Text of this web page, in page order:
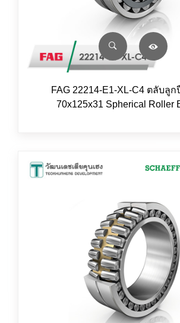
FAG 22214-E1-XL-C4 ตลับลู
70x125x31 Spherical Roller